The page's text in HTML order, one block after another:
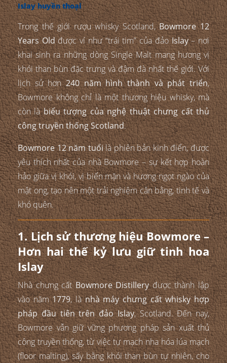
Islay huyền thoại
Trong thế giới rượu whisky Scotland,Bowmore 12
Years Oldđược ví như “trái tim” của đảoIslay– nơi
khai sinh ra những dòng Single Malt mang hương vị
khói than bùn đặc trưng và đậm đà nhất thế giới. Với
lịch sử hơn240 năm hình thành và phát triển,
Bowmore không chỉ là một thương hiệu whisky, mà
còn làbiểu tượng của nghệ thuật chưng cất thủ
công truyền thống Scotland.
Bowmore 12 năm tuổilà phiên bản kinh điển, được
yêu thích nhất của nhà Bowmore – sự kết hợp hoàn
hảo giữa vị khói, vị biển mặn và hương ngọt ngào của
mật ong, tạo nên một trải nghiệm cân bằng, tinh tế và
khó quên.
1. Lịch sử thương hiệu Bowmore –
Hơn hai thế kỷ lưu giữ tinh hoa
Islay
Nhà chưng cấtBowmore Distilleryđược thành lập
vào năm1779, lànhà máy chưng cất whisky hợp
pháp đầu tiên trên đảo Islay, Scotland. Đến nay,
Bowmore vẫn giữ vững phương pháp sản xuất thủ
công truyền thống, từ việc tự mạch nha hóa lúa mạch
(floor malting), sấy bằng khói than bùn tự nhiên, cho